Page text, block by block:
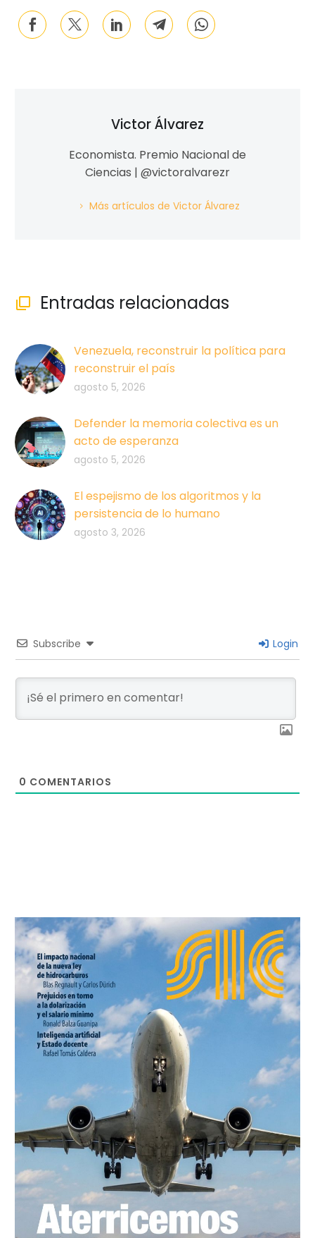
Victor Álvarez
Economista. Premio Nacional de
Ciencias | @victoralvarezr
Más artículos de Victor Álvarez
 Entradas relacionadas
Venezuela, reconstruir la política para
reconstruir el país
agosto 5, 2026
Defender la memoria colectiva es un
acto de esperanza
agosto 5, 2026
El espejismo de los algoritmos y la
persistencia de lo humano
agosto 3, 2026
Subscribe Login
0 COMENTARIOS